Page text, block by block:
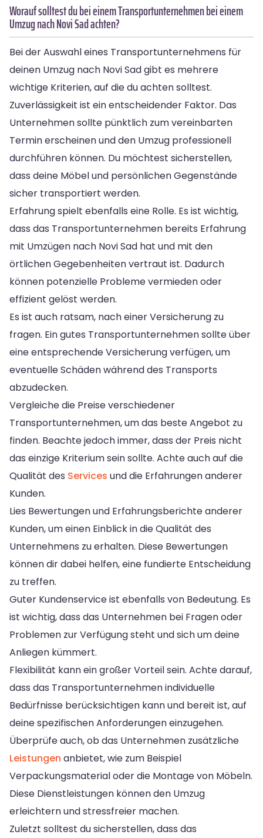
Worauf solltest du bei einem Transportunternehmen bei einem
Umzug nach Novi Sad achten?
Bei der Auswahl eines Transportunternehmens für
deinen Umzug nach Novi Sad gibt es mehrere
wichtige Kriterien, auf die du achten solltest.
Zuverlässigkeit ist ein entscheidender Faktor. Das
Unternehmen sollte pünktlich zum vereinbarten
Termin erscheinen und den Umzug professionell
durchführen können. Du möchtest sicherstellen,
dass deine Möbel und persönlichen Gegenstände
sicher transportiert werden.
Erfahrung spielt ebenfalls eine Rolle. Es ist wichtig,
dass das Transportunternehmen bereits Erfahrung
mit Umzügen nach Novi Sad hat und mit den
örtlichen Gegebenheiten vertraut ist. Dadurch
können potenzielle Probleme vermieden oder
effizient gelöst werden.
Es ist auch ratsam, nach einer Versicherung zu
fragen. Ein gutes Transportunternehmen sollte über
eine entsprechende Versicherung verfügen, um
eventuelle Schäden während des Transports
abzudecken.
Vergleiche die Preise verschiedener
Transportunternehmen, um das beste Angebot zu
finden. Beachte jedoch immer, dass der Preis nicht
das einzige Kriterium sein sollte. Achte auch auf die
Qualität des Services und die Erfahrungen anderer
Kunden.
Lies Bewertungen und Erfahrungsberichte anderer
Kunden, um einen Einblick in die Qualität des
Unternehmens zu erhalten. Diese Bewertungen
können dir dabei helfen, eine fundierte Entscheidung
zu treffen.
Guter Kundenservice ist ebenfalls von Bedeutung. Es
ist wichtig, dass das Unternehmen bei Fragen oder
Problemen zur Verfügung steht und sich um deine
Anliegen kümmert.
Flexibilität kann ein großer Vorteil sein. Achte darauf,
dass das Transportunternehmen individuelle
Bedürfnisse berücksichtigen kann und bereit ist, auf
deine spezifischen Anforderungen einzugehen.
Überprüfe auch, ob das Unternehmen zusätzliche
Leistungen anbietet, wie zum Beispiel
Verpackungsmaterial oder die Montage von Möbeln.
Diese Dienstleistungen können den Umzug
erleichtern und stressfreier machen.
Zuletzt solltest du sicherstellen, dass das